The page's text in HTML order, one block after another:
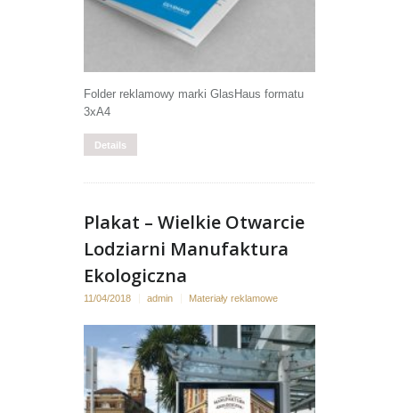
Folder reklamowy marki GlasHaus formatu
3xA4
Details
Plakat – Wielkie Otwarcie
Lodziarni Manufaktura
Ekologiczna
11/04/2018 admin Materiały reklamowe